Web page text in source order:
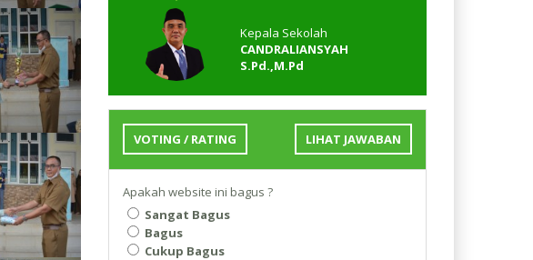
Kepala Sekolah
CANDRALIANSYAH
S.Pd.,M.Pd
VOTING / RATING LIHAT JAWABAN
Apakah website ini bagus ?
Sangat Bagus
Bagus
Cukup Bagus